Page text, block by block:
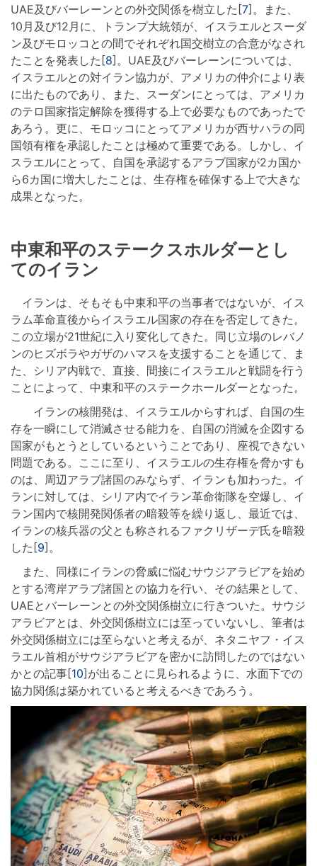
UAE及びバーレーンとの外交関係を樹立した[7]。また、
10月及び12月に、トランプ大統領が、イスラエルとスーダ
ン及びモロッコとの間でそれぞれ国交樹立の合意がなされ
たことを発表した[8]。UAE及びバーレーンについては、
イスラエルとの対イラン協力が、アメリカの仲介により表
に出たものであり、また、スーダンにとっては、アメリカ
のテロ国家指定解除を獲得する上で必要なものであったで
あろう。更に、モロッコにとってアメリカが西サハラの同
国領有権を承認したことは極めて重要である。しかし、イ
スラエルにとって、自国を承認するアラブ国家が2カ国か
ら6カ国に増大したことは、生存権を確保する上で大きな
成果となった。
中東和平のステークスホルダーとし
てのイラン
イランは、そもそも中東和平の当事者ではないが、イス
ラム革命直後からイスラエル国家の存在を否定してきた。
この立場が21世紀に入り変化してきた。同じ立場のレバノ
ンのヒズボラやガザのハマスを支援することを通じて、ま
た、シリア内戦で、直接、間接にイスラエルと戦闘を行う
ことによって、中東和平のステークホールダーとなった。
イランの核開発は、イスラエルからすれば、自国の生
存を一瞬にして消滅させる能力を、自国の消滅を企図する
国家がもとうとしているということであり、座視できない
問題である。ここに至り、イスラエルの生存権を脅かすも
のは、周辺アラブ諸国のみならず、イランも加わった。イ
ランに対しては、シリア内でイラン革命衛隊を空爆し、イ
ラン国内で核開発関係者の暗殺等を繰り返し、最近では、
イランの核兵器の父とも称されるファクリザーデ氏を暗殺
した[9]。
また、同様にイランの脅威に悩むサウジアラビアを始め
とする湾岸アラブ諸国との協力を行い、その結果として、
UAEとバーレーンとの外交関係樹立に行きついた。サウジ
アラビアとは、外交関係樹立には至っていないし、筆者は
外交関係樹立には至らないと考えるが、ネタニヤフ・イス
ラエル首相がサウジアラビアを密かに訪問したのではない
かとの記事[10]が出ることに見られるように、水面下での
協力関係は築かれていると考えるべきであろう。